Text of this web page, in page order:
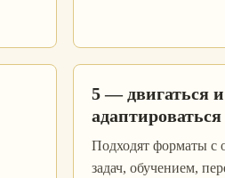
5 — двигаться и
адаптироваться
Подходят форматы с
задач, обучением,